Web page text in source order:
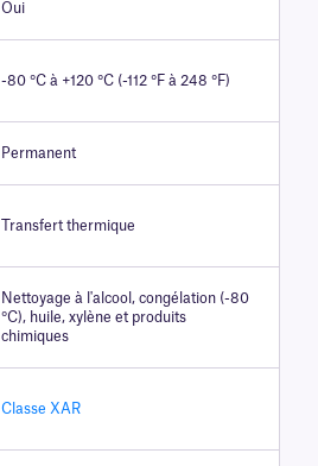
Oui
-80 °C à +120 °C (-112 °F à 248 °F)
Permanent
Transfert thermique
Nettoyage à l'alcool, congélation (-80
°C), huile, xylène et produits
chimiques
Classe XAR